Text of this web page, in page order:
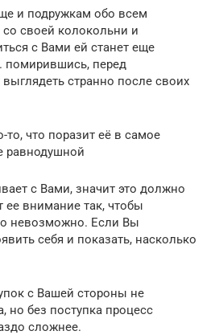
и подружкам обо всем
со своей колокольни и
с Вами ей станет еще
помирившись, перед
странно после своих
то, что поразит её в самое
равнодушной
с Вами, значит это должно
ее внимание так, чтобы
невозможно. Если Вы
себя и показать, насколько
с Вашей стороны не
но без поступка процесс
сложнее.